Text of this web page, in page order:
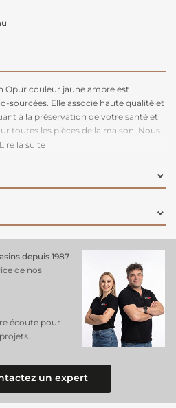
Opur couleur jaune ambre est
sourcées. Elle associe haute qualité et
à la préservation de votre santé et
toutes les pièces de la maison. Nous
3 semaines de pose.
Lire la suite
depuis 1987
de nos
écoute pour
un expert